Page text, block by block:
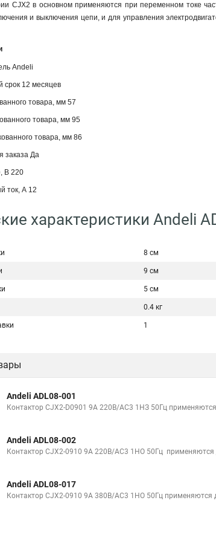
CJX2 в основном применяются при переменном токе
и выключения цепи, и для управления
Andeli
срок 12 месяцев
товара, мм 57
товара, мм 95
товара, мм 86
заказа Да
В 220
ток, А 12
характеристики Andeli
8 см
9 см
5 см
0.4 кг
1
Andeli ADL08-001
Контактор CJX2-D0901 9A 220В/AC3 1НЗ 50Гц
Andeli ADL08-002
Контактор CJX2-0910 9A 220В/AC3 1НО 50Гц
Andeli ADL08-017
Контактор CJX2-0910 9A 380В/AC3 1НО 50Гц